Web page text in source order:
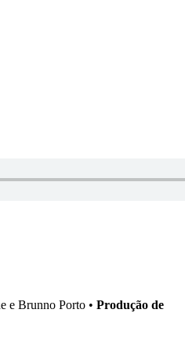
e Brunno Porto • Produção de